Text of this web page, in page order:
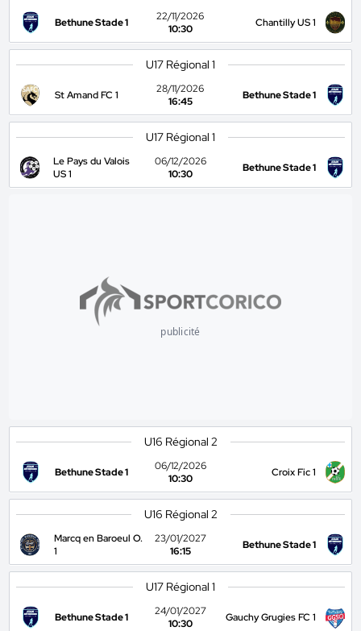
Bethune Stade 1
22/11/2026
10:30
Chantilly US 1
U17 Régional 1
St Amand FC 1
28/11/2026
16:45
Bethune Stade 1
U17 Régional 1
Le Pays du Valois
US 1
06/12/2026
10:30
Bethune Stade 1
publicité
U16 Régional 2
Bethune Stade 1
06/12/2026
10:30
Croix Fic 1
U16 Régional 2
Marcq en Baroeul O.
1
23/01/2027
16:15
Bethune Stade 1
U17 Régional 1
Bethune Stade 1
24/01/2027
10:30
Gauchy Grugies FC 1